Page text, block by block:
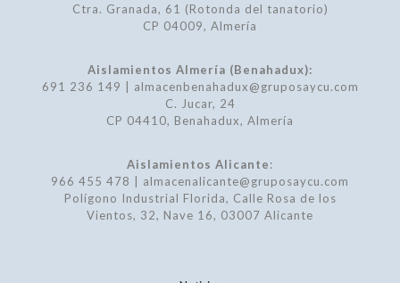
Ctra. Granada, 61 (Rotonda del tanatorio)
CP 04009, Almería
Aislamientos Almería (Benahadux):
691 236 149 | almacenbenahadux@gruposaycu.com
C. Jucar, 24
CP 04410, Benahadux, Almería
Aislamientos Alicante:
966 455 478 | almacenalicante@gruposaycu.com
Polígono Industrial Florida, Calle Rosa de los
Vientos, 32, Nave 16, 03007 Alicante